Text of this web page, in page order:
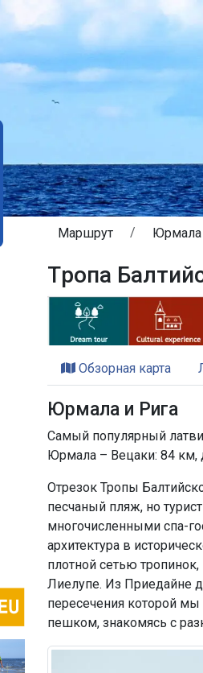
Маршрут Юрмала
Tропa
Обзорная карта
Юрмала и Рига
Самый популярный
Юрмала – Вецаки: 84 км,
Отрезок Тропы
песчаный пляж, но
многочисленными спа-
архитектура в
плотной сетью
Лиелупе. Из Приедайне
пересечения которой
пешком, знакомясь с